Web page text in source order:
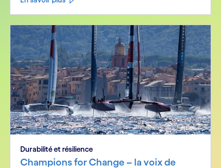
Durabilité et résilience
Champions for Change – la voix de